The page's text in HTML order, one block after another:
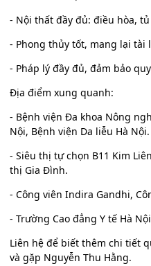
- Nội thất đầy đủ: điều hòa,
- Phong thủy tốt, mang lại tài
- Pháp lý đầy đủ, đảm bảo
Địa điểm xung quanh:
- Bệnh viện Đa khoa Nông
Nội, Bệnh viện Da liễu Hà Nội.
- Siêu thị tự chọn B11 Kim
thị Gia Đình.
- Công viên Indira Gandhi,
- Trường Cao đẳng Y tế Hà
Liên hệ để biết thêm chi tiết
và gặp Nguyễn Thu Hằng.